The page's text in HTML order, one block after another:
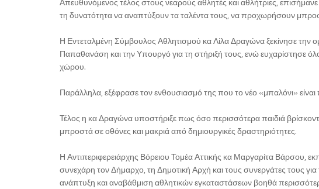
τη δυνατότητα να αναπτύξουν τα ταλέντα τους, να προχωρήσουν
Η Εντεταλμένη Σύμβουλος Αθλητισμού κα Λίλα Δραγώνα ξεκίνησε την
Παπαθανάση και την Υπουργό για τη στήριξή τους, ενώ ευχαρίστησε
χώρου.
Παράλληλα, εξέφρασε τον ενθουσιασμό της που το νέο «μπαλόνι»
Τέλος η κα Δραγώνα υποστήριξε πως όσο περισσότερα παιδιά
μπροστά σε οθόνες και μακριά από δημιουργικές δραστηριότητες.
Η Αντιπεριφερειάρχης Βόρειου Τομέα Αττικής κα Μαργαρίτα Βάρσου,
συνεχάρη τον Δήμαρχο, τη Δημοτική Αρχή και τους συνεργάτες τους
ανάπτυξη και αναβάθμιση αθλητικών εγκαταστάσεων βοηθά